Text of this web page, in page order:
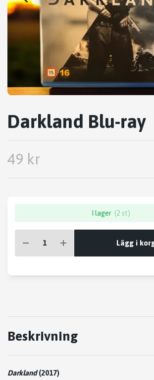
Darkland Blu-ray
49 kr
I lager (2 st)
Lägg i
Beskrivning
Darkland(2017)